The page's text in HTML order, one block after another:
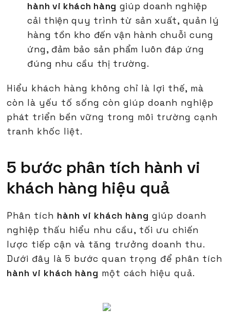
hành vi khách hàng giúp doanh nghiệp
cải thiện quy trình từ sản xuất, quản lý
hàng tồn kho đến vận hành chuỗi cung
ứng, đảm bảo sản phẩm luôn đáp ứng
đúng nhu cầu thị trường.
Hiểu khách hàng không chỉ là lợi thế, mà
còn là yếu tố sống còn giúp doanh nghiệp
phát triển bền vững trong môi trường cạnh
tranh khốc liệt.
5 bước phân tích hành vi
khách hàng hiệu quả
Phân tích hành vi khách hàng giúp doanh
nghiệp thấu hiểu nhu cầu, tối ưu chiến
lược tiếp cận và tăng trưởng doanh thu.
Dưới đây là 5 bước quan trọng để phân tích
hành vi khách hàng một cách hiệu quả.